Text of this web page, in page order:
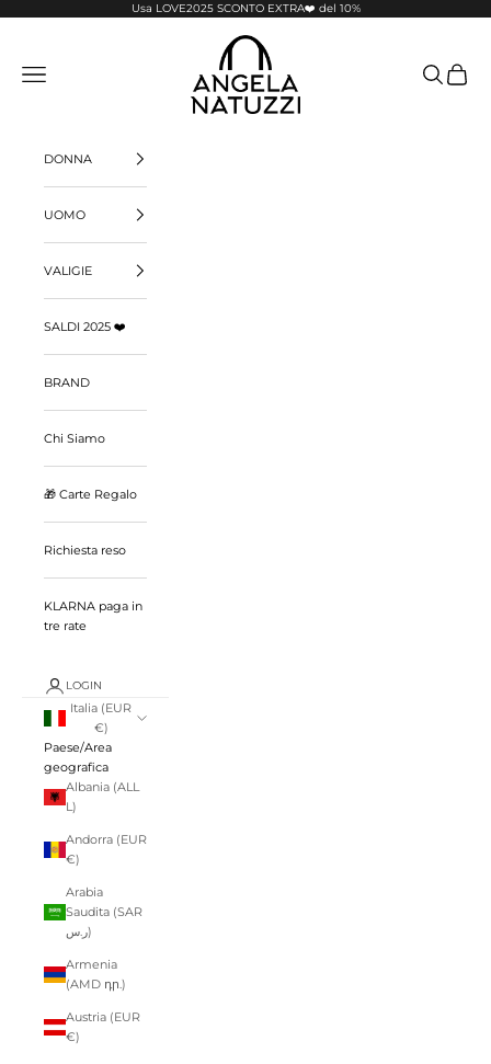
Usa LOVE2025 SCONTO EXTRA❤️ del 10%
Pelletterie Angela Natuzzi
Menù
CercaCarrello
DONNA
UOMO
VALIGIE
SALDI 2025 ❤️
BRAND
Chi Siamo
🎁 Carte Regalo
Richiesta reso
KLARNA paga in
tre rate
LOGIN
Italia (EUR
€)
Paese/Area
geografica
Albania (ALL
L)
Andorra (EUR
€)
Arabia
Saudita (SAR
ر.س)
Armenia
(AMD դր.)
Austria (EUR
€)